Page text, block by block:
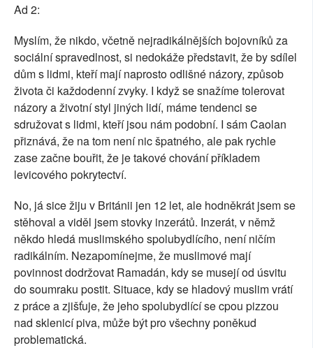
Ad 2:
Myslím, že nikdo, včetně nejradikálnějších bojovníků za
sociální spravedlnost, si nedokáže představit, že by sdílel
dům s lidmi, kteří mají naprosto odlišné názory, způsob
života či každodenní zvyky. I když se snažíme tolerovat
názory a životní styl jiných lidí, máme tendenci se
sdružovat s lidmi, kteří jsou nám podobní. I sám Caolan
přiznává, že na tom není nic špatného, ale pak rychle
zase začne bouřit, že je takové chování příkladem
levicového pokrytectví.
No, já sice žiju v Británii jen 12 let, ale hodněkrát jsem se
stěhoval a viděl jsem stovky inzerátů. Inzerát, v němž
někdo hledá muslimského spolubydlícího, není ničím
radikálním. Nezapomínejme, že muslimové mají
povinnost dodržovat Ramadán, kdy se musejí od úsvitu
do soumraku postit. Situace, kdy se hladový muslim vrátí
z práce a zjišťuje, že jeho spolubydlící se cpou pizzou
nad sklenicí piva, může být pro všechny poněkud
problematická.